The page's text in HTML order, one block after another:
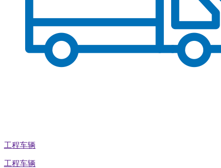
工程车辆
工程车辆